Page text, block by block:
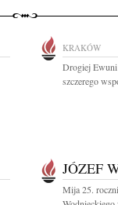
KRAKÓW
Drogiej
szczerego
JÓZEF
Mija 25.